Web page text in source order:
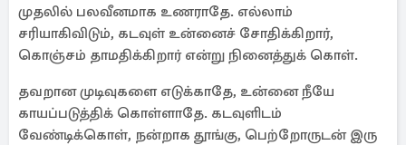
முதலில் பலவீனமாக உணராதே. எல்லாம்
சரியாகிவிடும், கடவுள் உன்னைச் சோதிக்கிறார்,
கொஞ்சம் தாமதிக்கிறார் என்று நினைத்துக் கொள்.
தவறான முடிவுகளை எடுக்காதே, உன்னை நீயே
காயப்படுத்திக் கொள்ளாதே. கடவுளிடம்
வேண்டிக்கொள், நன்றாக தூங்கு, பெற்றோருடன் இரு